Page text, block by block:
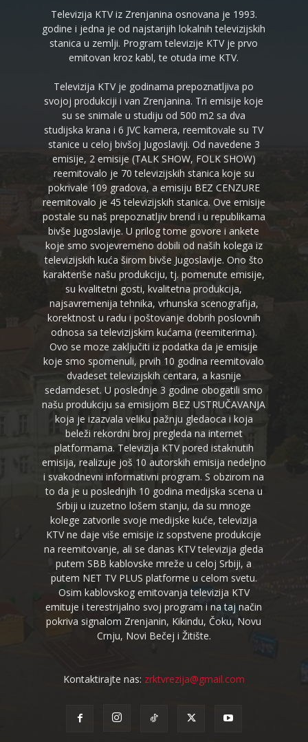
Televizija KTV iz Zrenjanina osnovana je 1993.
godine i jedna je od najstarijih lokalnih televizijskih
stanica u zemlji. Program televizije KTV je prvo
emitovan kroz kabl, te otuda ime KTV.
Televizija KTV je godinama prepoznatljiva po
svojoj produkciji i van Zrenjanina. Tri emisije koje
su se snimale u studiju od 500 m2 sa dva
studijska krana i 6 JVC kamera, reemitovale su TV
stanice u celoj bivšoj Jugoslaviji. Od navedene 3
emisije, 2 emisije (TALK SHOW, FOLK SHOW)
reemitovalo je 70 televizijskih stanica koje su
pokrivale 109 gradova, a emisiju BEZ CENZURE
reemitovalo je 45 televizijskih stanica. Ove emisije
postale su naš prepoznatljiv brend i u republikama
bivše Jugoslavije. U prilog tome govore i ankete
koje smo svojevremeno dobili od naših kolega iz
televizijskih kuća širom bivše Jugoslavije. Ono što
karakteriše našu produkciju, tj. pomenute emisije,
su kvalitetni gosti, kvalitetna produkcija,
najsavremenija tehnika, vrhunska scenografija,
korektnost u radu i poštovanje dobrih poslovnih
odnosa sa televizijskim kućama (reemiterima).
Ovo se moze zaključiti iz podatka da je emisije
koje smo spomenuli, prvih 10 godina reemitovalo
dvadeset televizijskih centara, a kasnije
sedamdeset. U poslednje 3 godine obogatili smo
našu produkciju sa emisijom BEZ USTRUČAVANJA
koja je izazvala veliku pažnju gledaoca i koja
beleži rekordni broj pregleda na internet
platformama. Televizija KTV pored istaknutih
emisija, realizuje još 10 autorskih emisija nedeljno
i svakodnevni informativni program. S obzirom na
to da je u poslednjih 10 godina medijska scena u
Srbiji u izuzetno lošem stanju, da su mnoge
kolege zatvorile svoje medijske kuće, televizija
KTV ne daje više emisije iz sopstvene produkcije
na reemitovanje, ali se danas KTV televizija gleda
putem SBB kablovske mreže u celoj Srbiji, a
putem NET TV PLUS platforme u celom svetu.
Osim kablovskog emitovanja televizija KTV
emituje i terestrijalno svoj program i na taj način
pokriva signalom Zrenjanin, Kikindu, Čoku, Novu
Crnju, Novi Bečej i Žitište.
Kontaktirajte nas: zrktvrezija@gmail.com